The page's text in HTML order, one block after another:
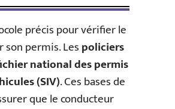
précis pour vérifier le
permis. Lespoliciers
national des permis
(SIV). Ces bases de
que le conducteur